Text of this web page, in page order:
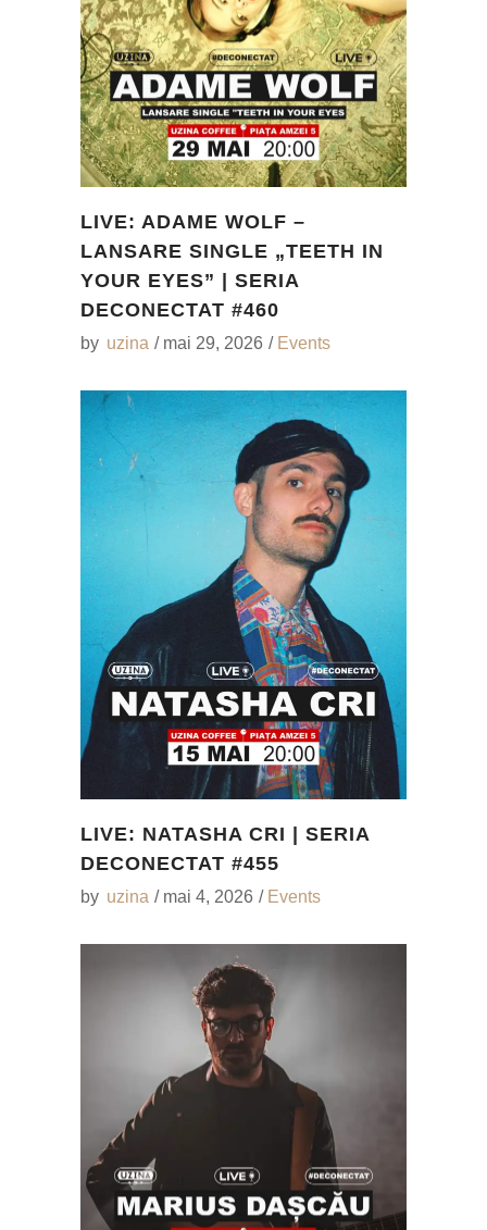
LIVE: ADAME WOLF –
LANSARE SINGLE „TEETH IN
YOUR EYES” | SERIA
DECONECTAT #460
by uzina mai 29, 2026 Events
LIVE: NATASHA CRI | SERIA
DECONECTAT #455
by uzina mai 4, 2026 Events